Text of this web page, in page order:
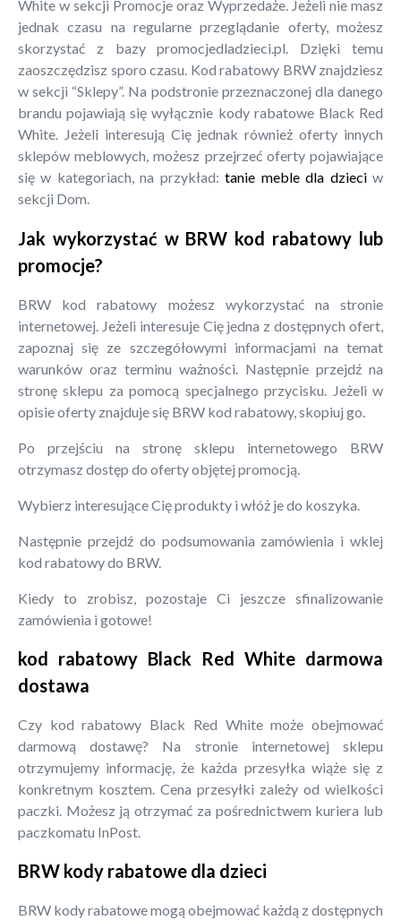
White w sekcji Promocje oraz Wyprzedaże. Jeżeli nie masz
jednak czasu na regularne przeglądanie oferty, możesz
skorzystać z bazy promocjedladzieci.pl. Dzięki temu
zaoszczędzisz sporo czasu. Kod rabatowy BRW znajdziesz
w sekcji “Sklepy”. Na podstronie przeznaczonej dla danego
brandu pojawiają się wyłącznie kody rabatowe Black Red
White. Jeżeli interesują Cię jednak również oferty innych
sklepów meblowych, możesz przejrzeć oferty pojawiające
się w kategoriach, na przykład:tanie meble dla dzieciw
sekcji Dom.
Jak wykorzystać w BRW kod rabatowy lub
promocje?
BRW kod rabatowy możesz wykorzystać na stronie
internetowej. Jeżeli interesuje Cię jedna z dostępnych ofert,
zapoznaj się ze szczegółowymi informacjami na temat
warunków oraz terminu ważności. Następnie przejdź na
stronę sklepu za pomocą specjalnego przycisku. Jeżeli w
opisie oferty znajduje się BRW kod rabatowy, skopiuj go.
Po przejściu na stronę sklepu internetowego BRW
otrzymasz dostęp do oferty objętej promocją.
Wybierz interesujące Cię produkty i włóż je do koszyka.
Następnie przejdź do podsumowania zamówienia i wklej
kod rabatowy do BRW.
Kiedy to zrobisz, pozostaje Ci jeszcze sfinalizowanie
zamówienia i gotowe!
kod rabatowy Black Red White darmowa
dostawa
Czy kod rabatowy Black Red White może obejmować
darmową dostawę? Na stronie internetowej sklepu
otrzymujemy informację, że każda przesyłka wiąże się z
konkretnym kosztem. Cena przesyłki zależy od wielkości
paczki. Możesz ją otrzymać za pośrednictwem kuriera lub
paczkomatu InPost.
BRW kody rabatowe dla dzieci
BRW kody rabatowe mogą obejmować każdą z dostępnych